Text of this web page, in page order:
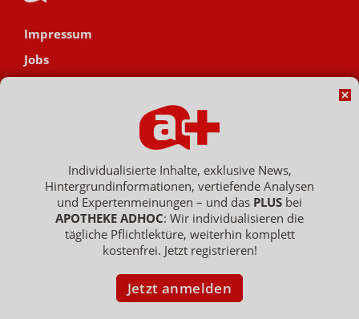
Impressum
Jobs
Hinweisgebersystem
Vertrag widerrufen
Copyright © 2007 - 2026 , APOTHEKE ADHOC ist ein Dienst der ELPATO
Geschäftsführer: Patrick Hollstein, Thomas Bellartz / Amtsgericht Berlin
Charlottenburg / HRB 204 379 B
Individualisierte Inhalte, exklusive News,
Hintergrundinformationen, vertiefende Analysen
und Expertenmeinungen – und das PLUS bei
APOTHEKE ADHOC: Wir individualisieren die
tägliche Pflichtlektüre, weiterhin komplett
kostenfrei. Jetzt registrieren!
Jetzt anmelden